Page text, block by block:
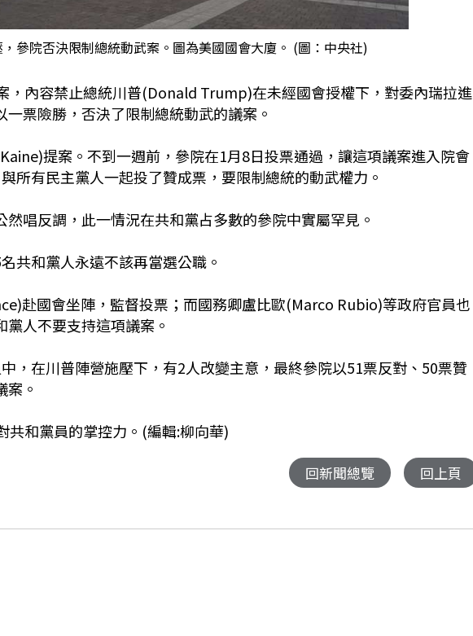
參院否決限制總統動武案。圖為美國國會大廈。 (圖：中央社)
，內容禁止總統川普(Donald Trump)在未經國會授權下，對委內瑞拉進
票險勝，否決了限制總統動武的議案。
提案。不到一週前，參院在1月8日投票通過，讓這項議案進入院會
所有民主黨人一起投了贊成票，要限制總統的動武權力。
唱反調，此一情況在共和黨占多數的參院中實屬罕見。
共和黨人永遠不該再當選公職。
赴國會坐陣，監督投票；而國務卿盧比歐(Marco Rubio)等政府官員也
人不要支持這項議案。
，在川普陣營施壓下，有2人改變主意，最終參院以51票反對、50票贊
。
共和黨員的掌控力。(編輯:柳向華)
回新聞總覽 回上頁